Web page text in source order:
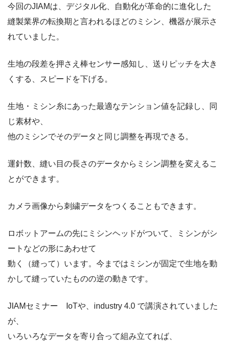
今回のJIAMは、デジタル化、自動化が革命的に進化した
縫製業界の転換期と言われるほどのミシン、機器が展示さ
れていました。
生地の段差を押さえ棒センサー感知し、送りピッチを大き
くする、スピードを下げる。
生地・ミシン糸にあった最適なテンション値を記録し、同
じ素材や、
他のミシンでそのデータと同じ調整を再現できる。
運針数、縫い目の長さのデータからミシン調整を変えるこ
とができます。
カメラ画像から刺繍データをつくることもできます。
ロボットアームの先にミシンヘッドがついて、ミシンがシ
ートなどの形にあわせて
動く（縫って）います。今まではミシンが固定で生地を動
かして縫っていたものの逆の動きです。
JIAMセミナー IoTや、industry 4.0 で講演されていました
が、
いろいろなデータを寄り合って組み立てれば、